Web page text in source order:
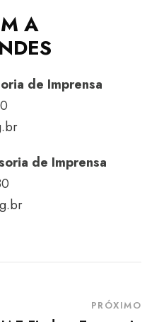
A
de Imprensa
de Imprensa
PRÓXIMO